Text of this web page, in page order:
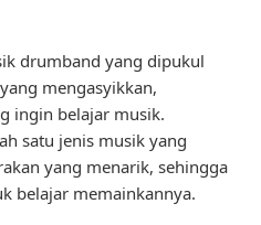
drumband yang dipukul
mengasyikkan,
ingin belajar musik.
satu jenis musik yang
yang menarik, sehingga
belajar memainkannya.